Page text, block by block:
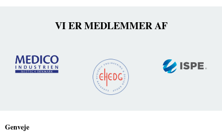
VI ER MEDLEMMER AF
Genveje